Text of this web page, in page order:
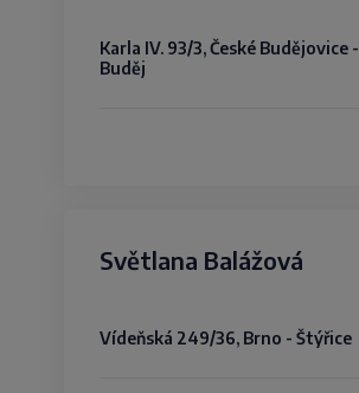
Karla IV. 93/3, České Budějovice
Buděj
Světlana Balážová
Vídeňská 249/36, Brno - Štýřice